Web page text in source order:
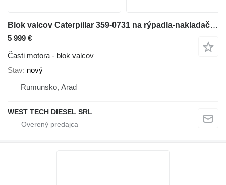
Blok valcov Caterpillar 359-0731 na rýpadla-nakladača Caterpillar 416E
5 999 €
Časti motora - blok valcov
Stav nový
Rumunsko, Arad
WEST TECH DIESEL SRL